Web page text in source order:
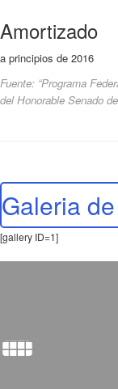
Amortizado
a principios de 2016
Fuente: “Programa
del Honorable Senado
Galeria
[gallery ID=1]